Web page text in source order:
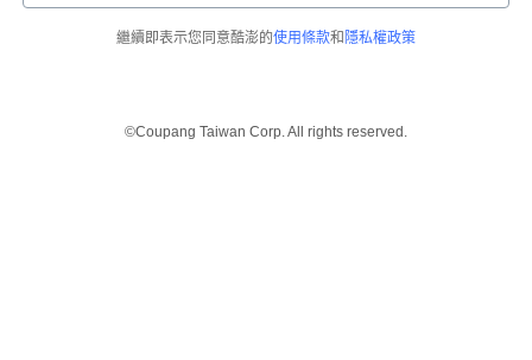
繼續即表示您同意酷澎的使用條款和 隱私權政策
©Coupang Taiwan Corp. All rights reserved.